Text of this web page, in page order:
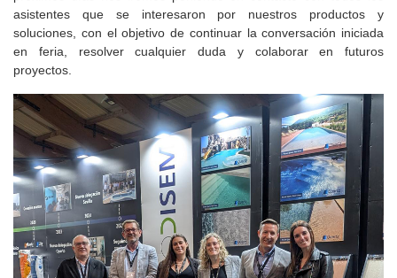
asistentes que se interesaron por nuestros productos y
soluciones, con el objetivo de continuar la conversación iniciada
en feria, resolver cualquier duda y colaborar en futuros
proyectos.